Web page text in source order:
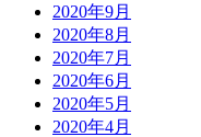
2020年9月
2020年8月
2020年7月
2020年6月
2020年5月
2020年4月